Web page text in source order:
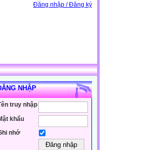
Đăng nhập / Đăng ký
NHẬP
truy nhập
khẩu
nhớ